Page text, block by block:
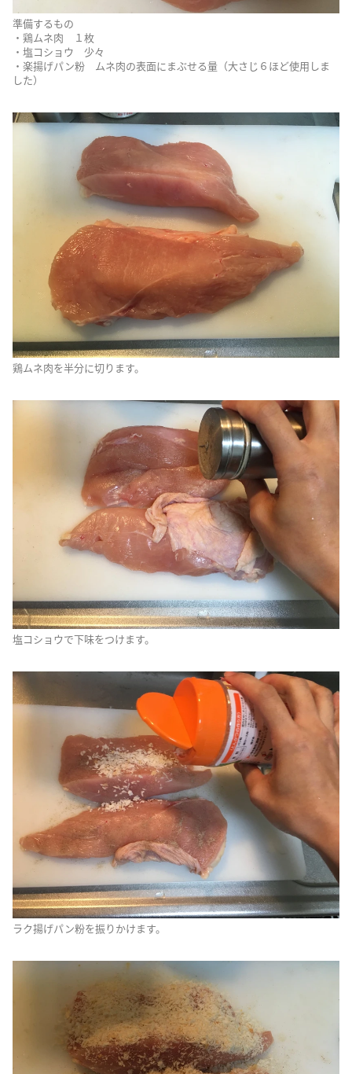
準備するもの
・鶏ムネ肉 １枚
・塩コショウ 少々
・楽揚げパン粉 ムネ肉の表面にまぶせる量（大さじ６ほど使用しま
した）
鶏ムネ肉を半分に切ります。
塩コショウで下味をつけます。
ラク揚げパン粉を振りかけます。